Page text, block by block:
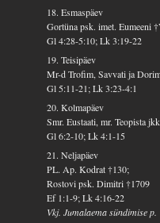
18. Esmaspäev
Gortüna psk. imet. Eumeeni
Gl 4:28-5:10; Lk 3:19-22
19. Teisipäev
Mr-d Trofim, Savvati ja
Gl 5:11-21; Lk 3:23-4:1
20. Kolmapäev
Smr. Eustaati, mr. Teopista
Gl 6:2-10; Lk 4:1-15
21. Neljapäev
PL. Ap. Kodrat †130;
Rostovi psk. Dimitri †1709
Ef 1:1-9; Lk 4:16-22
Vkj. Jumalaema sündimise p.